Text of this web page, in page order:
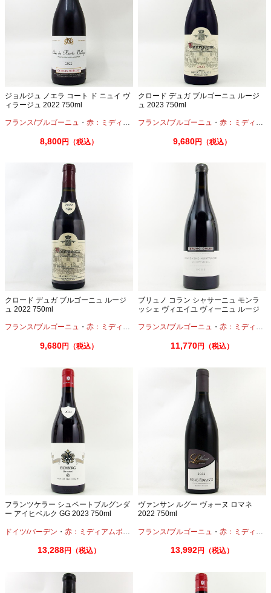
ジョルジュ ノエラ コート ド ニュイ ヴ
ィラージュ 2022 750ml
フランス/ブルゴーニュ ・ 赤：ミディアムボディ ・ピノノワール
8,800円（税込）
クロード デュガ ブルゴーニュ ルージ
ュ 2023 750ml
フランス/ブルゴーニュ ・赤：ミディアムボディ
9,680円（税込）
クロード デュガ ブルゴーニュ ルージ
ュ 2022 750ml
フランス/ブルゴーニュ ・ 赤：ミディアムボディ ・ピノノワール
9,680円（税込）
ブリュノ コラン シャサーニュ モンラ
ッシェ ヴィエイユ ヴィーニュ ルージ
フランス/ブルゴーニュ ・赤：ミディアムボディ
11,770円（税込）
フランツケラー シュペートブルグンダ
ー アイヒベルク GG 2023 750ml
ドイツ/バーデン ・ 赤：ミディアムボディ ・ピノノワール
13,288円（税込）
ヴァンサン ルグー ヴォーヌ ロマネ
2022 750ml
フランス/ブルゴーニュ ・赤：ミディアムボディ
13,992円（税込）